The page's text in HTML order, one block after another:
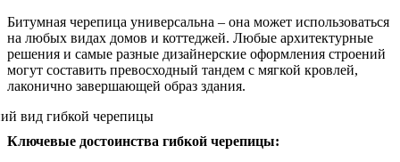
Битумная черепица универсальна – она может использоваться
на любых видах домов и коттеджей. Любые архитектурные
решения и самые разные дизайнерские оформления строений
могут составить превосходный тандем с мягкой кровлей,
лаконично завершающей образ здания.
Ключевые достоинства гибкой черепицы: